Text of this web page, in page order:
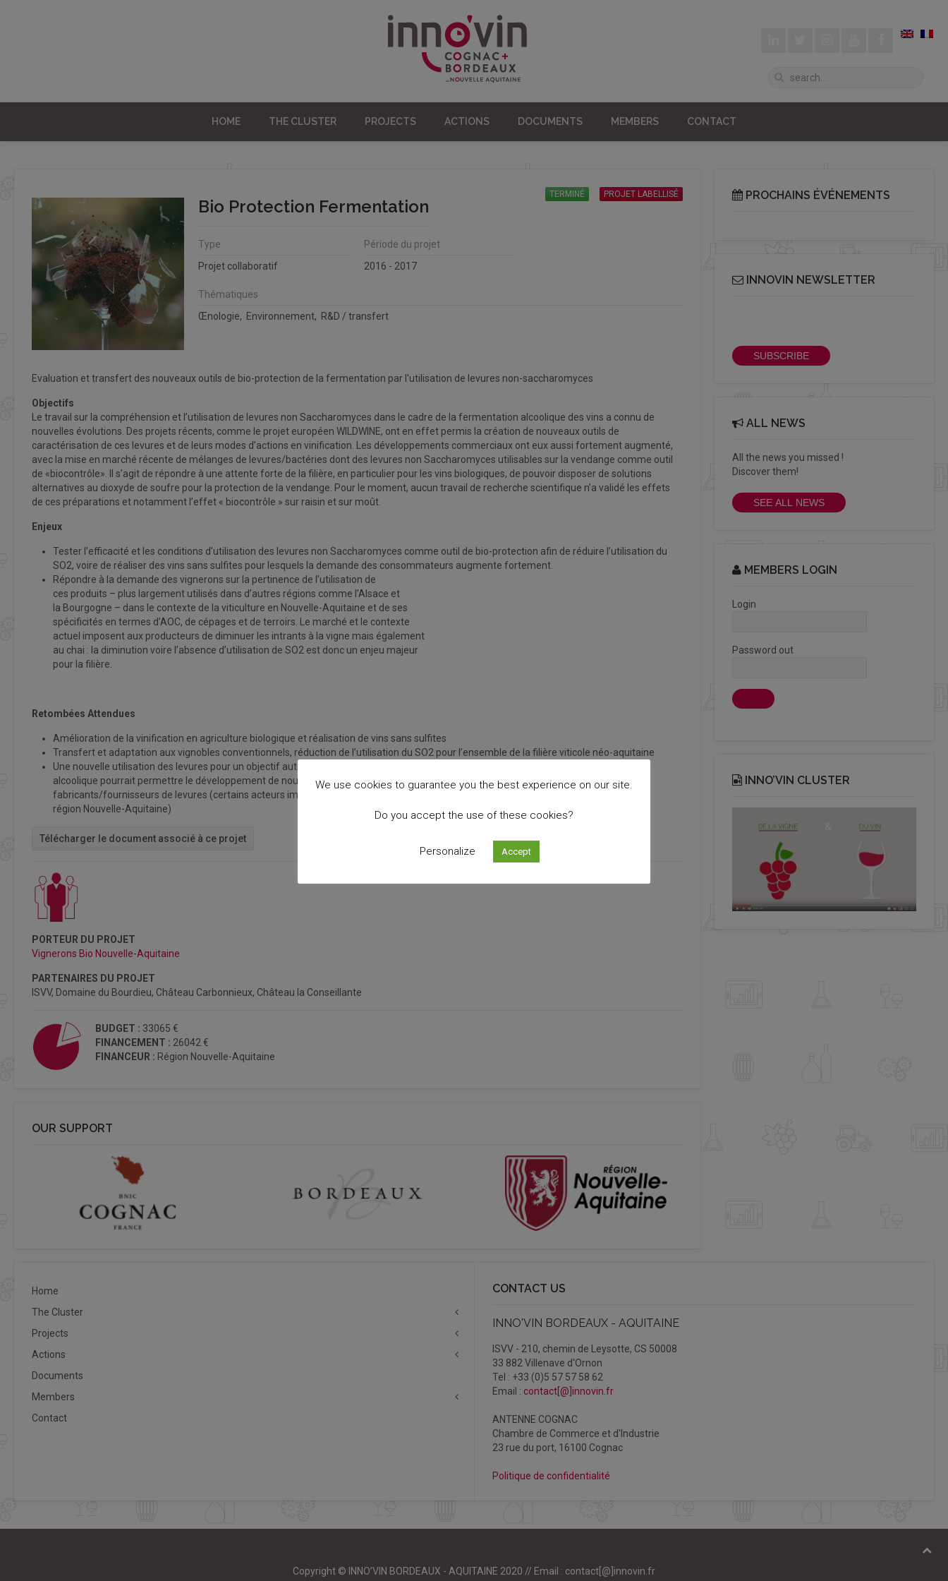
HOME THE CLUSTER PROJECTS ACTIONS DOCUMENTS MEMBERS CONTACT
PROJET LABELLISÉ
TERMINÉ
Bio Protection Fermentation
Type
Projet collaboratif
Période du projet
2016 - 2017
Thématiques
Œnologie, Environnement, R&D / transfert
Evaluation et transfert des nouveaux outils de bio-protection de la fermentation par l'utilisation de levures non-saccharomyces
Objectifs
Le travail sur la compréhension et l’utilisation de levures non Saccharomyces dans le cadre de la fermentation alcoolique des vins a connu de
nouvelles évolutions. Des projets récents, comme le projet européen WILDWINE, ont en effet permis la création de nouveaux outils de
caractérisation de ces levures et de leurs modes d’actions en vinification. Les développements commerciaux ont eux aussi fortement augmenté,
avec la mise en marché récente de mélanges de levures/bactéries dont des levures non Saccharomyces utilisables sur la vendange comme outil
de «biocontrôle». Il s’agit de répondre à une attente forte de la filière, en particulier pour les vins biologiques, de pouvoir disposer de solutions
alternatives au dioxyde de soufre pour la protection de la vendange. Pour le moment, aucun travail de recherche scientifique n’a validé les effets
de ces préparations et notamment l’effet « biocontrôle » sur raisin et sur moût.
Enjeux
Tester l’efficacité et les conditions d’utilisation des levures non Saccharomyces comme outil de bio-protection afin de réduire l’utilisation du
SO2, voire de réaliser des vins sans sulfites pour lesquels la demande des consommateurs augmente fortement.
Répondre à la demande des vignerons sur la pertinence de l’utilisation de
ces produits – plus largement utilisés dans d’autres régions comme l’Alsace et
la Bourgogne – dans le contexte de la viticulture en Nouvelle-Aquitaine et de ses
spécificités en termes d’AOC, de cépages et de terroirs. Le marché et le contexte
actuel imposent aux producteurs de diminuer les intrants à la vigne mais également
au chai : la diminution voire l’absence d’utilisation de SO2 est donc un enjeu majeur
pour la filière.
Retombées Attendues
Amélioration de la vinification en agriculture biologique et réalisation de vins sans sulfites
Transfert et adaptation aux vignobles conventionnels, réduction de l’utilisation du SO2 pour l’ensemble de la filière viticole néo-aquitaine
Une nouvelle utilisation des levures pour un objectif autre que la fermentation
alcoolique pourrait permettre le développement de nouvelles gammes pour les
fabricants/fournisseurs de levures (certains acteurs importants étant localisés sur la
région Nouvelle-Aquitaine)
Télécharger le document associé à ce projet
PORTEUR DU PROJET
Vignerons Bio Nouvelle-Aquitaine
PARTENAIRES DU PROJET
ISVV, Domaine du Bourdieu, Château Carbonnieux, Château la Conseillante
BUDGET : 33065 €
FINANCEMENT : 26042 €
FINANCEUR : Région Nouvelle-Aquitaine
OUR SUPPORT
PROCHAINS ÉVÉNEMENTS
INNOVIN NEWSLETTER
SUBSCRIBE
ALL NEWS
All the news you missed !
Discover them!
SEE ALL NEWS
MEMBERS LOGIN
Login
Password out
INNO’VIN CLUSTER
Home
The Cluster
Projects
Actions
Documents
Members
Contact
CONTACT US
INNO'VIN BORDEAUX - AQUITAINE
ISVV - 210, chemin de Leysotte, CS 50008
33 882 Villenave d'Ornon
Tel : +33 (0)5 57 57 58 62
Email : contact[@]innovin.fr
ANTENNE COGNAC
Chambre de Commerce et d'Industrie
23 rue du port, 16100 Cognac
Politique de confidentialité
Copyright © INNO’VIN BORDEAUX - AQUITAINE 2020 // Email : contact[@]innovin.fr
We use cookies to guarantee you the best experience on our site.
Do you accept the use of these cookies?
Personalize Accept